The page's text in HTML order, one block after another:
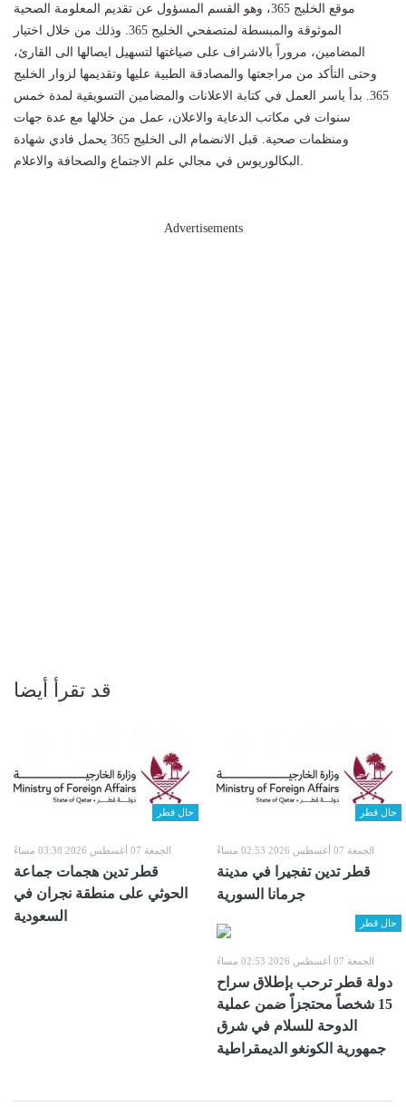
موقع الخليج 365، وهو القسم المسؤول عن تقديم المعلومة الصحية
الموثوقة والمبسطة لمتصفحي الخليج 365. وذلك من خلال اختيار
المضامين، مروراً بالاشراف على صياغتها لتسهيل ايصالها الى القارئ،
وحتى التأكد من مراجعتها والمصادقة الطبية عليها وتقديمها لزوار الخليج
365. بدأ ياسر العمل في كتابة الاعلانات والمضامين التسويقية لمدة خمس
سنوات في مكاتب الدعاية والاعلان، عمل من خلالها مع عدة جهات
ومنظمات صحية. قبل الانضمام الى الخليج 365 يحمل فادي شهادة
Advertisements
قد تقرأ أيضا
حال قطر
الجمعة 07 أغسطس 2026 03:38 مساءً
قطر تدين هجمات جماعة
الحوثي على منطقة نجران في
السعودية
حال قطر
الجمعة 07 أغسطس 2026 02:53 مساءً
قطر تدين تفجيرا في مدينة
جرمانا السورية
حال قطر
الجمعة 07 أغسطس 2026 02:53 مساءً
دولة قطر ترحب بإطلاق سراح
15 شخصاً محتجزاً ضمن عملية
الدوحة للسلام في شرق
جمهورية الكونغو الديمقراطية